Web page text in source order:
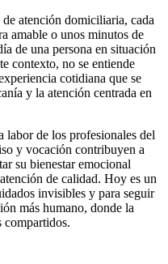
atención domiciliaria, cada
amable o unos minutos de
de una persona en situación
contexto, no se entiende
cotidiana que se
y la atención centrada en
labor de los profesionales del
y vocación contribuyen a
su bienestar emocional
de calidad. Hoy es un
invisibles y para seguir
más humano, donde la
compartidos.